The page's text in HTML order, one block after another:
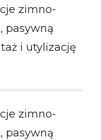
zimno-
pasywną
i utylizację
zimno-
pasywną